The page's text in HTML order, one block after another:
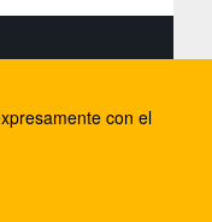
con el